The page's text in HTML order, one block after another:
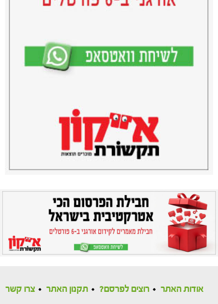
אודות האתר רוצים לפרסם? תקנון האתר צרו קשר